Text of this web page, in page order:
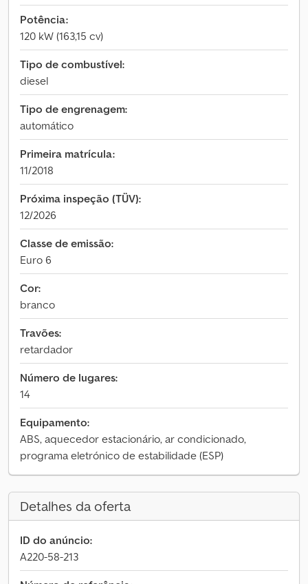
Potência:
120 kW (163,15 cv)
Tipo de combustível:
diesel
Tipo de engrenagem:
automático
Primeira matrícula:
11/2018
Próxima inspeção (TÜV):
12/2026
Classe de emissão:
Euro 6
Cor:
branco
Travões:
retardador
Número de lugares:
14
Equipamento:
ABS, aquecedor estacionário, ar condicionado,
programa eletrónico de estabilidade (ESP)
Detalhes da oferta
ID do anúncio:
A220-58-213